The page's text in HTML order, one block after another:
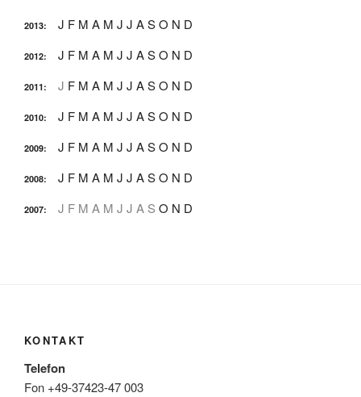
2013: J F M A M J J ASO N D
2012: J F M A M J J ASO N D
2011: J F M A M J J ASO N D
2010: J F M A M J J ASO N D
2009: J F M A M J J ASO N D
2008: J F M A M J J ASO N D
2007: J F M A M J J A S O N D
KONTAKT
Telefon
Fon +49-37423-47 003